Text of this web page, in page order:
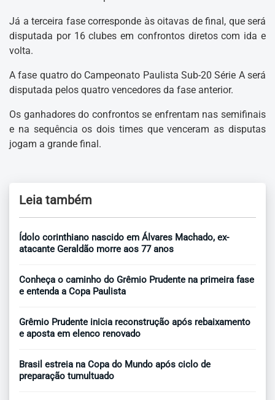
Já a terceira fase corresponde às oitavas de final, que será
disputada por 16 clubes em confrontos diretos com ida e
volta.
A fase quatro do Campeonato Paulista Sub-20 Série A será
disputada pelos quatro vencedores da fase anterior.
Os ganhadores do confrontos se enfrentam nas semifinais
e na sequência os dois times que venceram as disputas
jogam a grande final.
Leia também
Ídolo corinthiano nascido em Álvares Machado, ex-
atacante Geraldão morre aos 77 anos
Conheça o caminho do Grêmio Prudente na primeira fase
e entenda a Copa Paulista
Grêmio Prudente inicia reconstrução após rebaixamento
e aposta em elenco renovado
Brasil estreia na Copa do Mundo após ciclo de
preparação tumultuado